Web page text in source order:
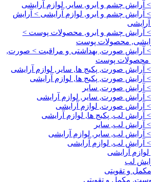
آرایش چشم و ابرو, سایر, لوازم آرایشی
> آرایش چشم و ابرو, لوازم آرایشی > آرایش
> آرایش چشم و ابرو, محصولات پوست >
محصولات پوست
> آرایش صورت, بهداشتی و مراقبت > صورت,
محصولات پوست
> آرایش صورت, پکیج ها, سایر, لوازم آرایشی
> آرایش صورت, پکیج ها, لوازم آرایشی
> آرایش صورت, سایر
> آرایش صورت, سایر, لوازم آرایشی
> آرایش صورت, لوازم آرایشی
آرایش لب, پکیج ها, لوازم آرایشی
آرایش لب, سایر
آرایش لب, سایر, لوازم آرایشی
آرایش لب, لوازم آرایشی
آرایشی
لب
مکمل و تقویتی
مکمل و تقویتی